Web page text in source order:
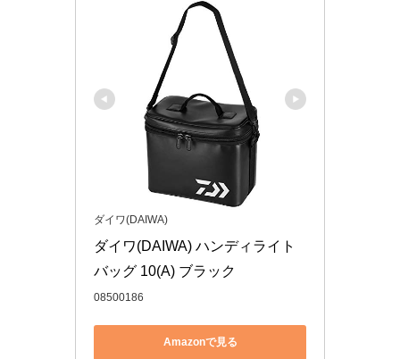
ダイワ(DAIWA)
ダイワ(DAIWA) ハンディライト
バッグ 10(A) ブラック
08500186
Amazonで見る